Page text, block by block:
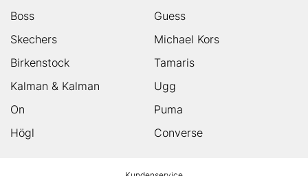
Boss
Guess
Skechers
Michael Kors
Birkenstock
Tamaris
Kalman & Kalman
Ugg
On
Puma
Högl
Converse